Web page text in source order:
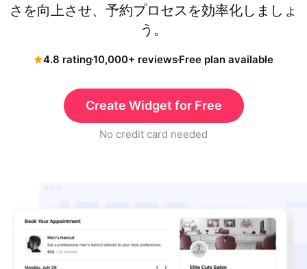
さを向上させ、予約プロセスを効率化しましょ
う。
4.8 rating10,000+ reviewsFree plan available
Create Widget for Free
No credit card needed